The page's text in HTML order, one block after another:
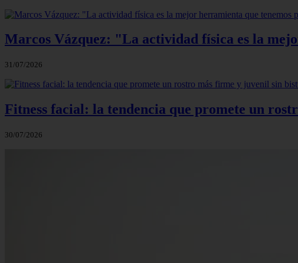
Marcos Vázquez: "La actividad física es la
31/07/2026
Fitness facial: la tendencia que promete un
30/07/2026